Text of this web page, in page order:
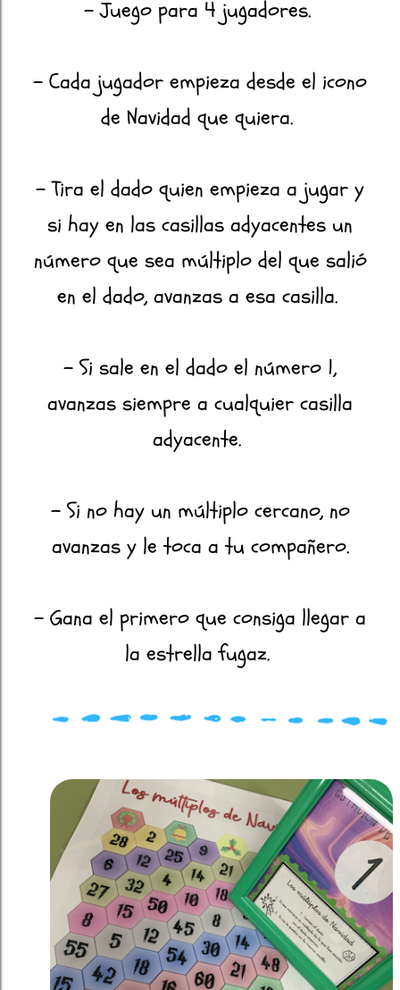
- Juego para 4 jugadores.
- Cada jugador empieza desde el icono
de Navidad que quiera.
- Tira el dado quien empieza a jugar y
si hay en las casillas adyacentes un
número que sea múltiplo del que salió
en el dado, avanzas a esa casilla.
- Si sale en el dado el número 1,
avanzas siempre a cualquier casilla
adyacente.
- Si no hay un múltiplo cercano, no
avanzas y le toca a tu compañero.
- Gana el primero que consiga llegar a
la estrella fugaz.